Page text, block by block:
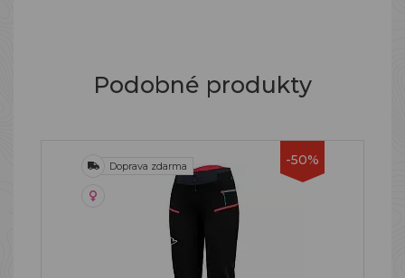
Podobné produkty
-50%
Doprava zdarma